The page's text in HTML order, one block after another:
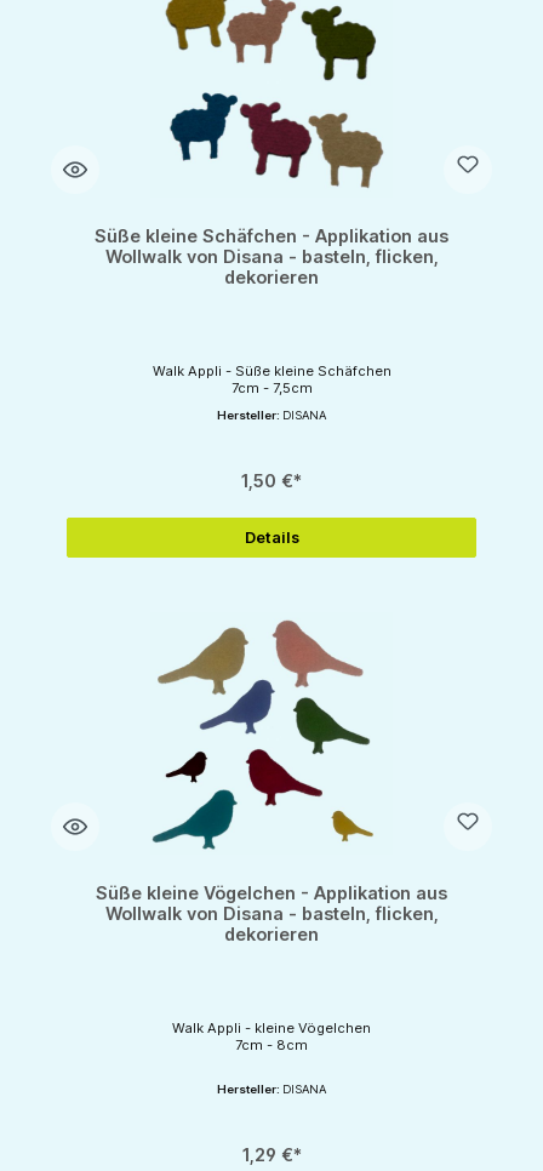
Süße kleine Schäfchen - Applikation aus
Wollwalk von Disana - basteln, flicken,
dekorieren
Walk Appli - Süße kleine Schäfchen
7cm - 7,5cm
Hersteller: DISANA
1,50 €*
Details
Süße kleine Vögelchen - Applikation aus
Wollwalk von Disana - basteln, flicken,
dekorieren
Walk Appli - kleine Vögelchen
7cm - 8cm
Hersteller: DISANA
1,29 €*